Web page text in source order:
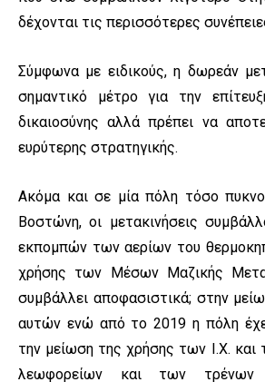
δέχονται τις περισσότερες
Σύμφωνα με ειδικούς, η δωρεάν
σημαντικό μέτρο για την
δικαιοσύνης αλλά πρέπει να
ευρύτερης στρατηγικής.
Ακόμα και σε μία πόλη τόσο
Βοστώνη, οι μετακινήσεις
εκπομπών των αερίων του
χρήσης των Μέσων Μαζικής
συμβάλλει αποφασιστικά; στην
αυτών ενώ από το 2019 η πόλη
την μείωση της χρήσης των Ι.Χ.
λεωφορείων και των τρένων